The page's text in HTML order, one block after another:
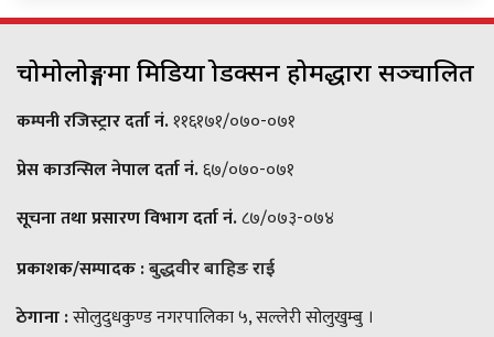
चोमोलोङ्गमा मिडिया प्रोडक्सन होमद्धारा सञ्चालित
कम्पनी रजिस्ट्रार दर्ता नं.११६१७१/०७०-०७१
प्रेस काउन्सिल नेपाल दर्ता नं.६७/०७०-०७१
सूचना तथा प्रसारण विभाग दर्ता नं.८७/०७३-०७४
प्रकाशक/सम्पादक :बुद्धवीर बाहिङ राई
ठेगाना :सोलुदुधकुण्ड नगरपालिका ५, सल्लेरी सोलुखुम्बु ।